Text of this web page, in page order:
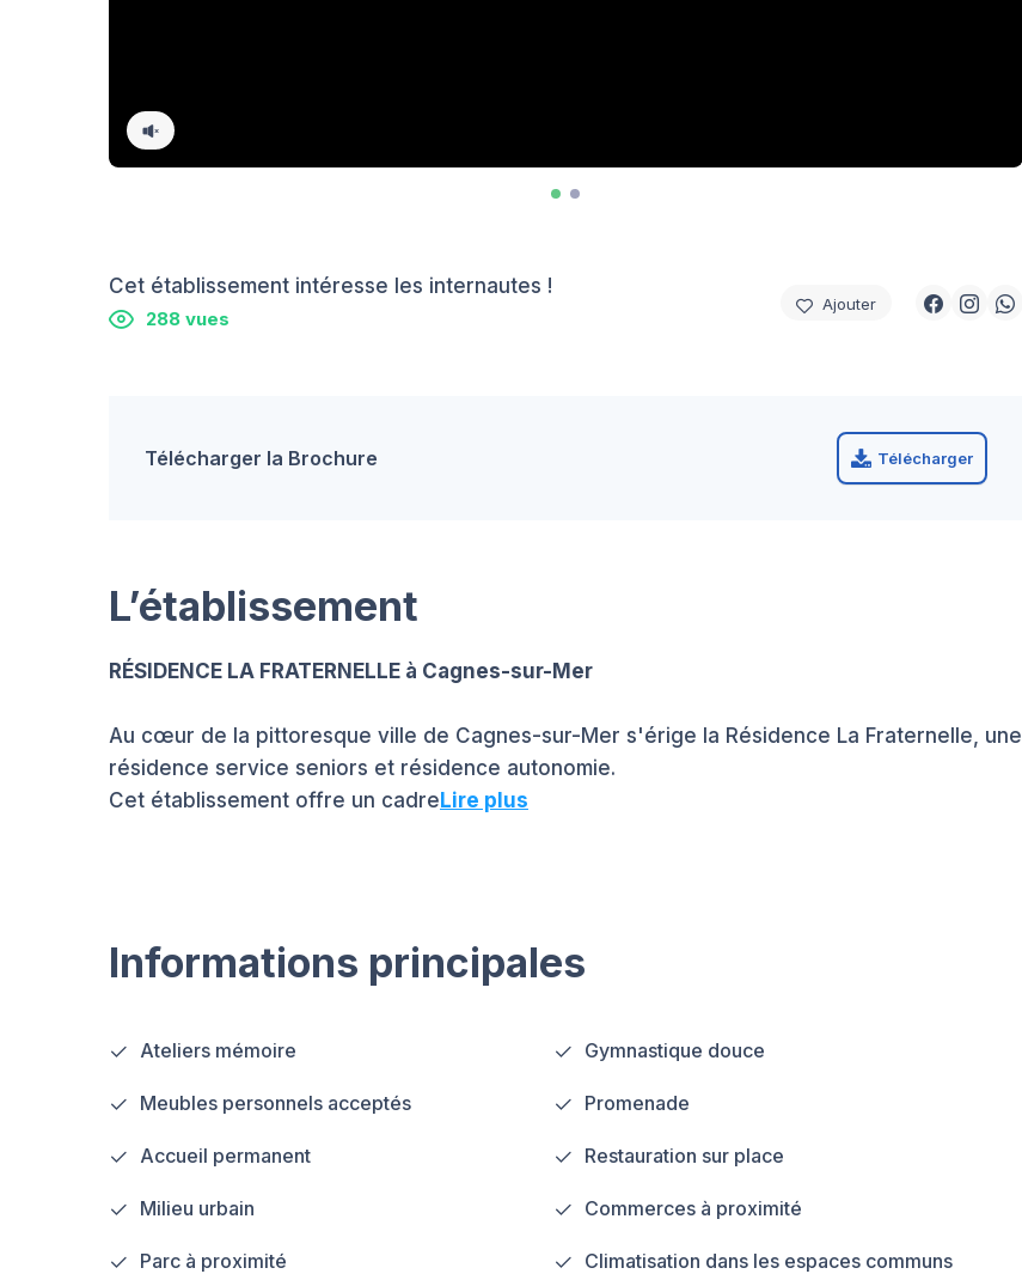
Cet établissement intéresse les internautes !
288 vues
Ajouter
Télécharger la Brochure Télécharger
L’établissement
RÉSIDENCE LA FRATERNELLE à Cagnes-sur-Mer
Au cœur de la pittoresque ville de Cagnes-sur-Mer s'érige la Résidence La Fraternelle, une
résidence service seniors et résidence autonomie.
Cet établissement offre un cadreLire plus
Informations principales
Ateliers mémoire Gymnastique douce
Meubles personnels acceptés Promenade
Accueil permanent Restauration sur place
Milieu urbain Commerces à proximité
Parc à proximité Climatisation dans les espaces communs